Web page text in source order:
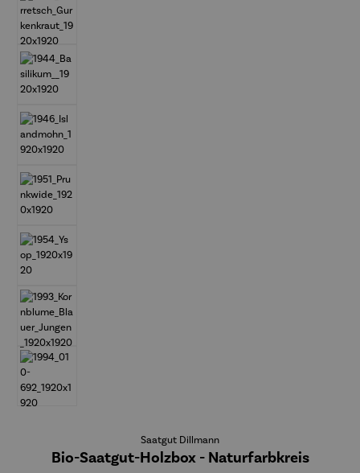
Saatgut Dillmann
Bio-Saatgut-Holzbox - Naturfarbkreis